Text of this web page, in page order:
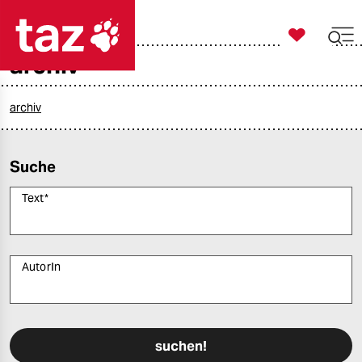
politik
gesellschaft
sport

taz zahl ich
archiv
archiv
Suche
Text*
AutorIn